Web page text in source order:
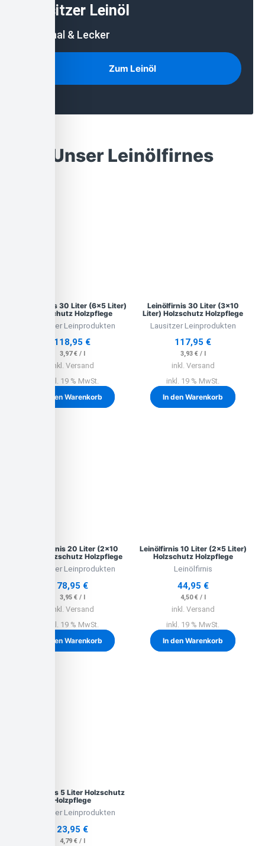
Lausitzer Leinöl
Regional & Lecker
Zum Leinöl
Unser Leinölfirnes
Leinölfirnis 30 Liter (6×5 Liter)
Holzschutz Holzpflege
Lausitzer Leinprodukten
118,95 €
3,97€/
inkl. Versand
inkl. 19 % MwSt.
In den Warenkorb
Leinölfirnis 30 Liter (3×10
Liter) Holzschutz Holzpflege
Lausitzer Leinprodukten
117,95 €
3,93 €/
inkl. Versand
inkl. 19 % MwSt.
In den Warenkorb
Leinölfirnis 20 Liter (2×10
Liter) Holzschutz Holzpflege
Lausitzer Leinprodukten
78,95 €
3,95 €/ l
inkl. Versand
inkl. 19 % MwSt.
In den Warenkorb
Leinölfirnis 10 Liter (2×5 Liter)
Holzschutz Holzpflege
Leinölfirnis
44,95 €
4,50€/ l
inkl. Versand
inkl. 19 % MwSt.
In den Warenkorb
Leinölfirnis 5 Liter Holzschutz
Holzpflege
Lausitzer Leinprodukten
23,95 €
4,79 €/ l